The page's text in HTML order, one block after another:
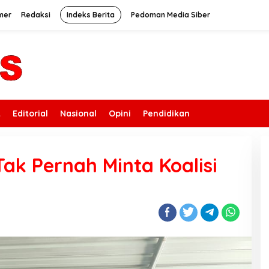
Redaksi Indeks Berita Pedoman Media Siber
Editorial Nasional Opini Pendidikan
Pernah Minta Koalisi